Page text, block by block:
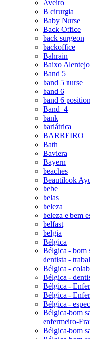
Aveiro
B cirurgia
Baby Nurse
Back Office
back surgeon
backoffice
Bahrain
Baixo Alentejo
Band 5
band 5 nurse
band 6
band 6
Band_4
bank
bariátrica
BARREIRO
Bath
Baviera
Bayern
beaches
Beautilook
bebe
belas
beleza
beleza e bem
belfast
belgia
Bélgica
Bélgica - bom
dentista -
Bélgica -
Bélgica -
Bélgica -
Bélgica -
Bélgica -
Bélgica-bom
enfermeiro-
Bélgica-bom